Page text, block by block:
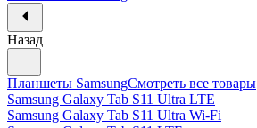
Назад
Планшеты SamsungСмотреть все товары
Samsung Galaxy Tab S11 Ultra LTE
Samsung Galaxy Tab S11 Ultra Wi-Fi